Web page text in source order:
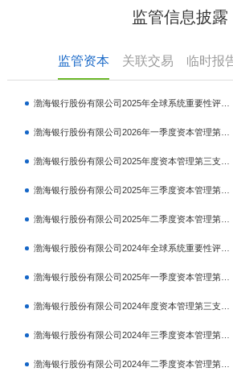
监管信息披露
监管资本 关联交易 临时报
渤海银行股份有限公司2025年全球系统重要性评估指标表
渤海银行股份有限公司2026年一季度资本管理第三支柱信息披露报告
渤海银行股份有限公司2025年三季度资本管理第三支柱信息披露报告
渤海银行股份有限公司2025年二季度资本管理第三支柱信息披露报告
渤海银行股份有限公司2024年全球系统重要性评估指标表
渤海银行股份有限公司2025年一季度资本管理第三支柱信息披露报告
渤海银行股份有限公司2024年三季度资本管理第三支柱信息披露报告
渤海银行股份有限公司2024年二季度资本管理第三支柱信息披露报告